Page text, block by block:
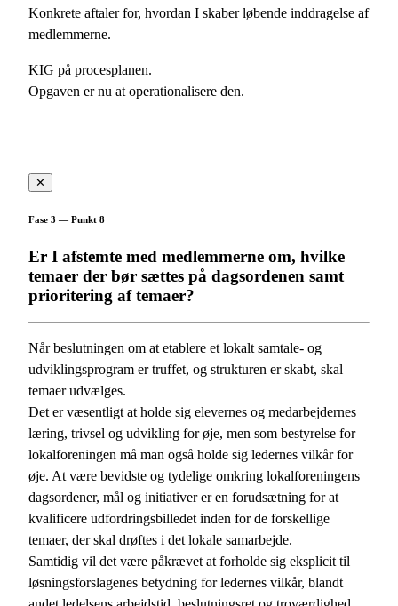
Konkrete aftaler for, hvordan I skaber løbende inddragelse af
medlemmerne.
KIG på procesplanen.
Opgaven er nu at operationalisere den.
✕
Fase 3 — Punkt 8
Er I afstemte med medlemmerne om, hvilke
temaer der bør sættes på dagsordenen samt
prioritering af temaer?
Når beslutningen om at etablere et lokalt samtale- og
udviklingsprogram er truffet, og strukturen er skabt, skal
temaer udvælges.
Det er væsentligt at holde sig elevernes og medarbejdernes
læring, trivsel og udvikling for øje, men som bestyrelse for
lokalforeningen må man også holde sig ledernes vilkår for
øje. At være bevidste og tydelige omkring lokalforeningens
dagsordener, mål og initiativer er en forudsætning for at
kvalificere udfordringsbilledet inden for de forskellige
temaer, der skal drøftes i det lokale samarbejde.
Samtidig vil det være påkrævet at forholde sig eksplicit til
løsningsforslagenes betydning for ledernes vilkår, blandt